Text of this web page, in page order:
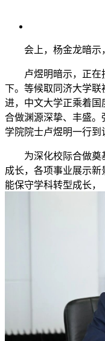
会上，杨金龙暗示
卢煜明暗示，正在
下。等候取同济大学
进，中文大学正乘着
合做渊源深挚、丰盛
学院院士卢煜明一行到
为深化校际合做奠
成长，各项事业展示
能保守学科转型成长，